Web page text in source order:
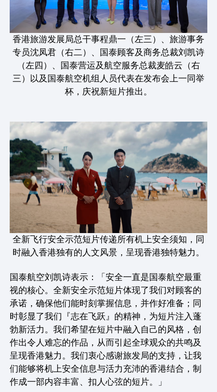
香港旅游发展局总干事程鼎一（左三）、旅游事务
专员沈凤君（右二）、国泰顾客及商务总裁刘凯诗
（左四）、国泰营运及航空服务总裁麦皓云（右
三）以及国泰航空机组人员代表在发布会上一同举
杯，庆祝新短片推出。
全新飞行安全示范短片传递所有机上安全须知，同
时融入香港独有的人文风景，呈现香港独特魅力。
国泰航空刘凯诗表示：「安全一直是国泰航空最重
视的核心。全新安全示范短片体现了我们对顾客的
承诺，确保他们能时刻掌握信息，并作好准备；同
时彰显了我们『志在飞跃』的精神，为短片注入蓬
勃新活力。我们希望在短片中融入自己的风格，创
作出令人难忘的作品，从而引起全球观众的共鸣及
呈现香港魅力。我们衷心感谢旅发局的支持，让我
们能够将机上安全信息与活力充沛的香港结合，制
作成一部内容丰富、扣人心弦的短片。」